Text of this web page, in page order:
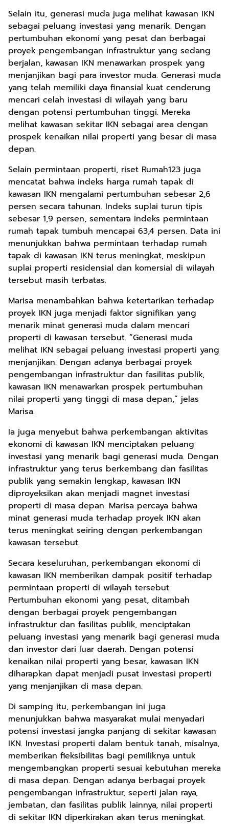
Selain itu, generasi muda juga melihat kawasan IKN
sebagai peluang investasi yang menarik. Dengan
pertumbuhan ekonomi yang pesat dan berbagai
proyek pengembangan infrastruktur yang sedang
berjalan, kawasan IKN menawarkan prospek yang
menjanjikan bagi para investor muda. Generasi muda
yang telah memiliki daya finansial kuat cenderung
mencari celah investasi di wilayah yang baru
dengan potensi pertumbuhan tinggi. Mereka
melihat kawasan sekitar IKN sebagai area dengan
prospek kenaikan nilai properti yang besar di masa
depan.
Selain permintaan properti, riset Rumah123 juga
mencatat bahwa indeks harga rumah tapak di
kawasan IKN mengalami pertumbuhan sebesar 2,6
persen secara tahunan. Indeks suplai turun tipis
sebesar 1,9 persen, sementara indeks permintaan
rumah tapak tumbuh mencapai 63,4 persen. Data ini
menunjukkan bahwa permintaan terhadap rumah
tapak di kawasan IKN terus meningkat, meskipun
suplai properti residensial dan komersial di wilayah
tersebut masih terbatas.
Marisa menambahkan bahwa ketertarikan terhadap
proyek IKN juga menjadi faktor signifikan yang
menarik minat generasi muda dalam mencari
properti di kawasan tersebut. “Generasi muda
melihat IKN sebagai peluang investasi properti yang
menjanjikan. Dengan adanya berbagai proyek
pengembangan infrastruktur dan fasilitas publik,
kawasan IKN menawarkan prospek pertumbuhan
nilai properti yang tinggi di masa depan,” jelas
Marisa.
Ia juga menyebut bahwa perkembangan aktivitas
ekonomi di kawasan IKN menciptakan peluang
investasi yang menarik bagi generasi muda. Dengan
infrastruktur yang terus berkembang dan fasilitas
publik yang semakin lengkap, kawasan IKN
diproyeksikan akan menjadi magnet investasi
properti di masa depan. Marisa percaya bahwa
minat generasi muda terhadap proyek IKN akan
terus meningkat seiring dengan perkembangan
kawasan tersebut.
Secara keseluruhan, perkembangan ekonomi di
kawasan IKN memberikan dampak positif terhadap
permintaan properti di wilayah tersebut.
Pertumbuhan ekonomi yang pesat, ditambah
dengan berbagai proyek pengembangan
infrastruktur dan fasilitas publik, menciptakan
peluang investasi yang menarik bagi generasi muda
dan investor dari luar daerah. Dengan potensi
kenaikan nilai properti yang besar, kawasan IKN
diharapkan dapat menjadi pusat investasi properti
yang menjanjikan di masa depan.
Di samping itu, perkembangan ini juga
menunjukkan bahwa masyarakat mulai menyadari
potensi investasi jangka panjang di sekitar kawasan
IKN. Investasi properti dalam bentuk tanah, misalnya,
memberikan fleksibilitas bagi pemiliknya untuk
mengembangkan properti sesuai kebutuhan mereka
di masa depan. Dengan adanya berbagai proyek
pengembangan infrastruktur, seperti jalan raya,
jembatan, dan fasilitas publik lainnya, nilai properti
di sekitar IKN diperkirakan akan terus meningkat.